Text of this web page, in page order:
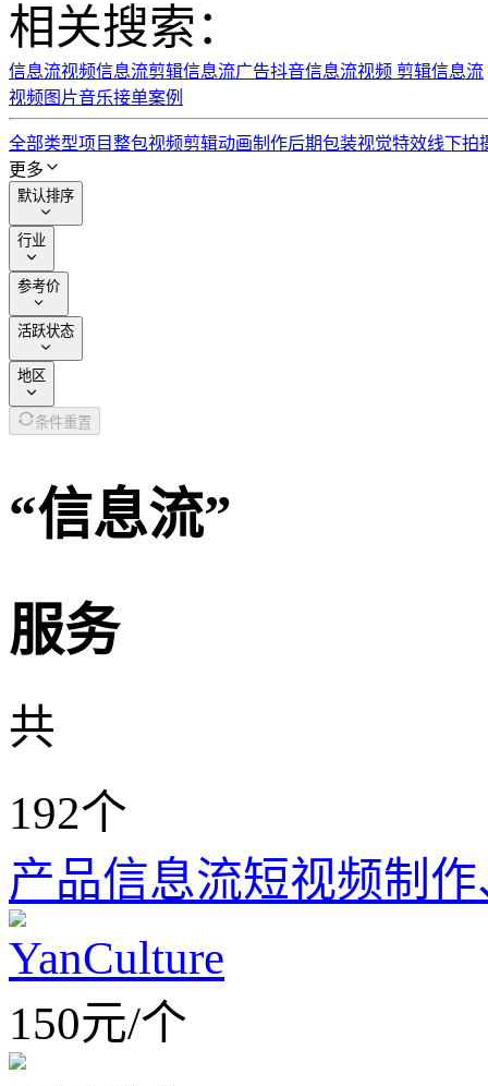
相关搜索：
信息流视频信息流剪辑信息流广告抖音信息流视频 剪辑信息流
视频 图片音乐接单案例
全部类型项目整包视频剪辑动画制作后期包装视觉特效线下拍
更多
默认排序
行业
参考价
活跃状态
地区
条件重置
“信息流”
服务
共
192个
产品信息流短视频制
YanCulture
150元/个